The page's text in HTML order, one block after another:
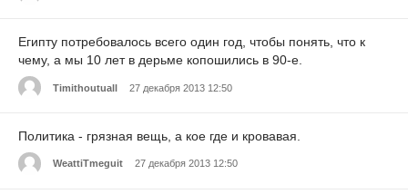
Египту потребовалось всего один год, чтобы понять, что к
чему, а мы 10 лет в дерьме копошились в 90-е.
Timithoutuall 27 декабря 2013 12:50
Политика - грязная вещь, а кое где и кровавая.
WeattiTmeguit 27 декабря 2013 12:50